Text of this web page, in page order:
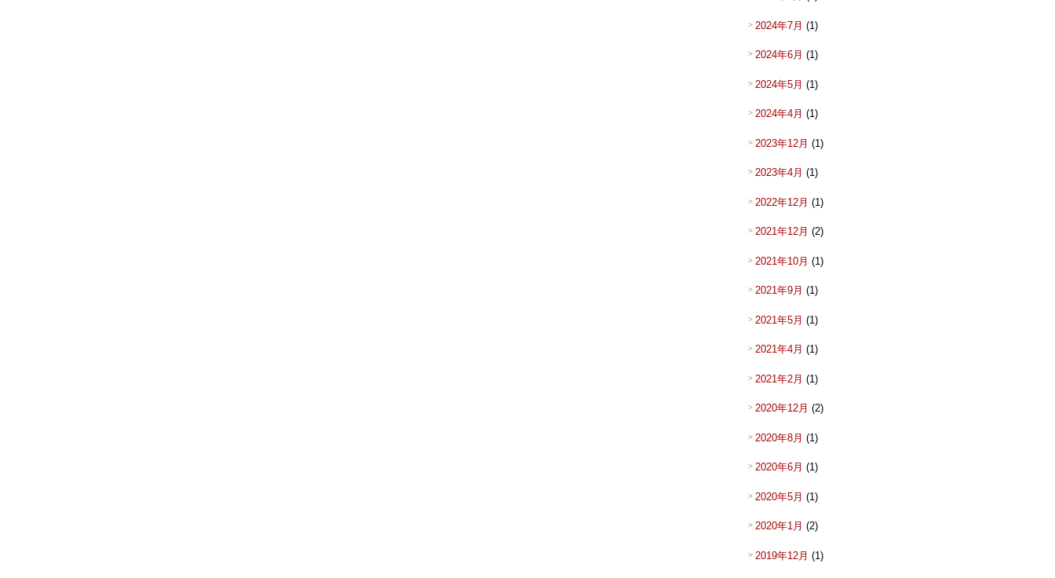
2024年7月 (1)
2024年6月 (1)
2024年5月 (1)
2024年4月 (1)
2023年12月 (1)
2023年4月 (1)
2022年12月 (1)
2021年12月 (2)
2021年10月 (1)
2021年9月 (1)
2021年5月 (1)
2021年4月 (1)
2021年2月 (1)
2020年12月 (2)
2020年8月 (1)
2020年6月 (1)
2020年5月 (1)
2020年1月 (2)
2019年12月 (1)